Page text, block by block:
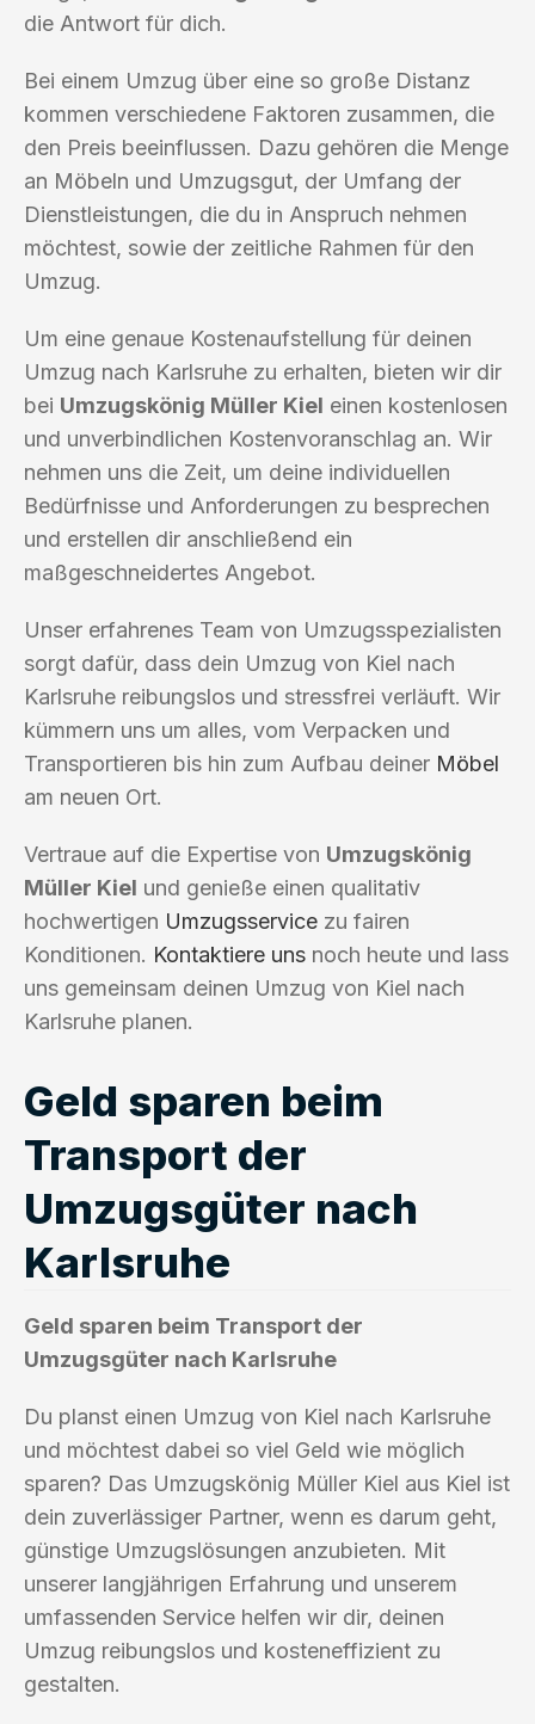
die Antwort für dich.
Bei einem Umzug über eine so große Distanz
kommen verschiedene Faktoren zusammen, die
den Preis beeinflussen. Dazu gehören die Menge
an Möbeln und Umzugsgut, der Umfang der
Dienstleistungen, die du in Anspruch nehmen
möchtest, sowie der zeitliche Rahmen für den
Umzug.
Um eine genaue Kostenaufstellung für deinen
Umzug nach Karlsruhe zu erhalten, bieten wir dir
bei Umzugskönig Müller Kiel einen kostenlosen
und unverbindlichen Kostenvoranschlag an. Wir
nehmen uns die Zeit, um deine individuellen
Bedürfnisse und Anforderungen zu besprechen
und erstellen dir anschließend ein
maßgeschneidertes Angebot.
Unser erfahrenes Team von Umzugsspezialisten
sorgt dafür, dass dein Umzug von Kiel nach
Karlsruhe reibungslos und stressfrei verläuft. Wir
kümmern uns um alles, vom Verpacken und
Transportieren bis hin zum Aufbau deiner Möbel
am neuen Ort.
Vertraue auf die Expertise von Umzugskönig
Müller Kiel und genieße einen qualitativ
hochwertigen Umzugsservice zu fairen
Konditionen. Kontaktiere uns noch heute und lass
uns gemeinsam deinen Umzug von Kiel nach
Karlsruhe planen.
Geld sparen beim
Transport der
Umzugsgüter nach
Karlsruhe
Geld sparen beim Transport der
Umzugsgüter nach Karlsruhe
Du planst einen Umzug von Kiel nach Karlsruhe
und möchtest dabei so viel Geld wie möglich
sparen? Das Umzugskönig Müller Kiel aus Kiel ist
dein zuverlässiger Partner, wenn es darum geht,
günstige Umzugslösungen anzubieten. Mit
unserer langjährigen Erfahrung und unserem
umfassenden Service helfen wir dir, deinen
Umzug reibungslos und kosteneffizient zu
gestalten.